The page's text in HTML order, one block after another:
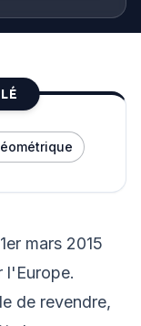
mars 2015
l'Europe.
de revendre,